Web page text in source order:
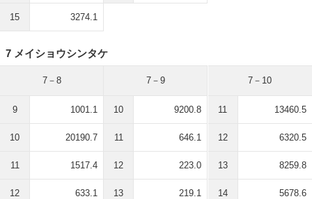
15 3274.1
7 メイショウシンタケ
7－8
9 1001.1
10 20190.7
11 1517.4
12 633.1
7－9
10 9200.8
11 646.1
12 223.0
13 219.1
7－10
11 13460.5
12 6320.5
13 8259.8
14 5678.6